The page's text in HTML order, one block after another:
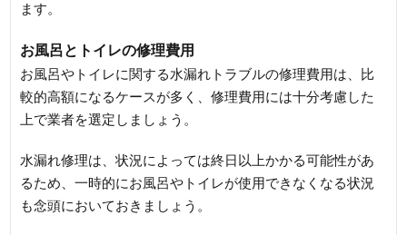
ます。
お風呂とトイレの修理費用
お風呂やトイレに関する水漏れトラブルの修理費用は、比
較的高額になるケースが多く、修理費用には十分考慮した
上で業者を選定しましょう。
水漏れ修理は、状況によっては終日以上かかる可能性があ
るため、一時的にお風呂やトイレが使用できなくなる状況
も念頭においておきましょう。